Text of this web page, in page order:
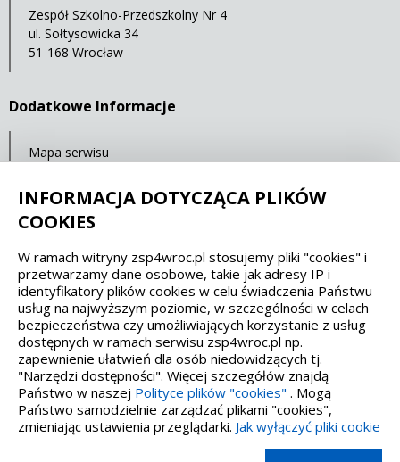
Zespół Szkolno-Przedszkolny Nr 4
ul. Sołtysowicka 34
51-168 Wrocław
Dodatkowe Informacje
Mapa serwisu
Spełniamy standardy dostępności oraz W3C
WCAG 2.1 SECTION 508 EAA/EN 301549
IS 5568
INFORMACJA DOTYCZĄCA PLIKÓW
COOKIES
W ramach witryny zsp4wroc.pl stosujemy pliki "cookies" i
przetwarzamy dane osobowe, takie jak adresy IP i
identyfikatory plików cookies w celu świadczenia Państwu
usług na najwyższym poziomie, w szczególności w celach
bezpieczeństwa czy umożliwiających korzystanie z usług
dostępnych w ramach serwisu zsp4wroc.pl np.
zapewnienie ułatwień dla osób niedowidzących tj.
"Narzędzi dostępności". Więcej szczegółów znajdą
Państwo w naszej Polityce plików "cookies" . Mogą
Państwo samodzielnie zarządzać plikami "cookies",
zmieniając ustawienia przeglądarki. Jak wyłączyć pliki cookie